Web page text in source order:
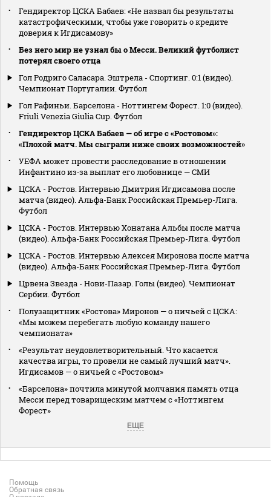
Гендиректор ЦСКА Бабаев: «Не назвал бы результаты
катастрофическими, чтобы уже говорить о кредите
доверия к Игдисамову»
Без него мир не узнал бы о Месси. Великий футболист
потерял своего отца
Гол Родриго Саласара. Эштрела - Спортинг. 0:1 (видео).
Чемпионат Португалии. Футбол
Гол Рафиньи. Барселона - Ноттингем Форест. 1:0 (видео).
Friuli Venezia Giulia Cup. Футбол
Гендиректор ЦСКА Бабаев — об игре с «Ростовом»:
«Плохой матч. Мы сыграли ниже своих возможностей»
УЕФА может провести расследование в отношении
Инфантино из‑за выплат его любовнице — СМИ
ЦСКА - Ростов. Интервью Дмитрия Игдисамова после
матча (видео). Альфа-Банк Российская Премьер-Лига.
Футбол
ЦСКА - Ростов. Интервью Хонатана Альбы после матча
(видео). Альфа-Банк Российская Премьер-Лига. Футбол
ЦСКА - Ростов. Интервью Алексея Миронова после матча
(видео). Альфа-Банк Российская Премьер-Лига. Футбол
Црвена Звезда - Нови-Пазар. Голы (видео). Чемпионат
Сербии. Футбол
Полузащитник «Ростова» Миронов — о ничьей с ЦСКА:
«Мы можем перебегать любую команду нашего
чемпионата»
«Результат неудовлетворительный. Что касается
качества игры, то провели не самый лучший матч».
Игдисамов — о ничьей с «Ростовом»
«Барселона» почтила минутой молчания память отца
Месси перед товарищеским матчем с «Ноттингем
Форест»
ЕЩЕ
Помощь
Обратная связь